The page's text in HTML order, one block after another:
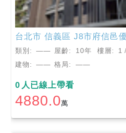
台北市 信義區 J8市府信邑
類別: —— 屋齡: 10年 樓層: 1
建物:
—— 格局: ——
0 人已線上帶看
4880.0萬